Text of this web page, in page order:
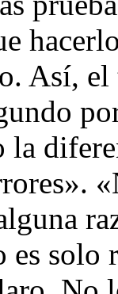
Así, el
la
es solo